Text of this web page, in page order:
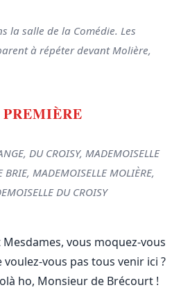
la salle de la Comédie. Les
à répéter devant Molière,
PREMIÈRE
DU CROISY, MADEMOISELLE
BRIE, MADEMOISELLE MOLIÈRE,
DU CROISY
vous moquez-vous
vous pas tous venir ici ?
ho, Monsieur de Brécourt !